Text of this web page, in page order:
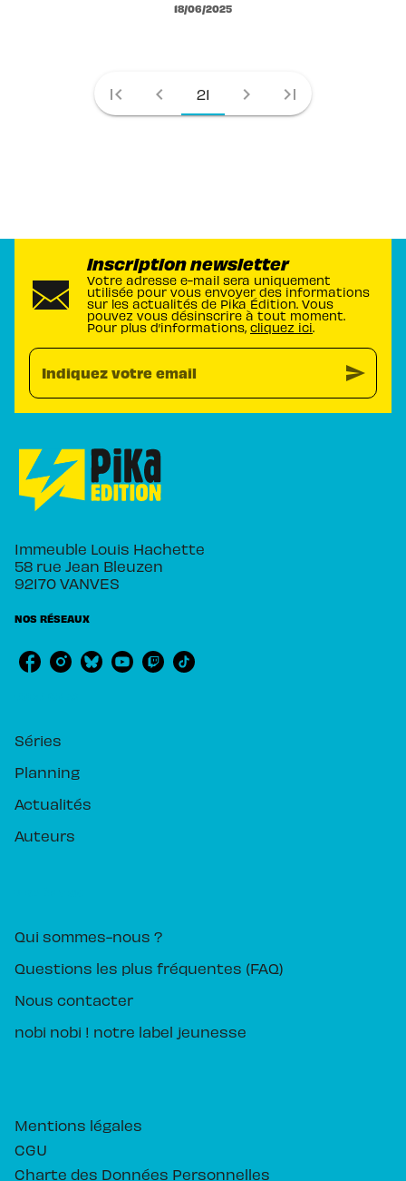
18/06/2025
first_page chevron_left 21 chevron_right last_page
Inscription newsletter
Votre adresse e-mail sera uniquement
utilisée pour vous envoyer des informations
sur les actualités de Pika Édition. Vous
pouvez vous désinscrire à tout moment.
Pour plus d’informations, cliquez ici.
Indiquez votre email send
Immeuble Louis Hachette
58 rue Jean Bleuzen
92170 VANVES
NOS RÉSEAUX
Séries
Planning
Actualités
Auteurs
Qui sommes-nous ?
Questions les plus fréquentes (FAQ)
Nous contacter
nobi nobi ! notre label jeunesse
Mentions légales
CGU
Charte des Données Personnelles